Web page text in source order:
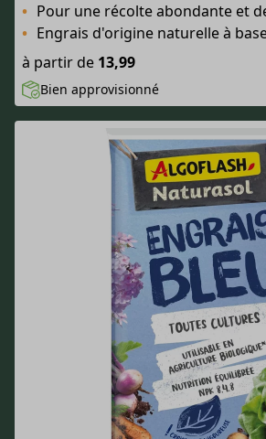
Pour une récolte abondante et
Engrais d'origine naturelle à base
à partir de 13,99
Bien approvisionné